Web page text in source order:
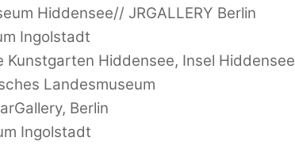
Hiddensee// JRGALLERY Berlin
Ingolstadt
Kunstgarten Hiddensee, Insel Hiddensee
Landesmuseum
Berlin
Ingolstadt